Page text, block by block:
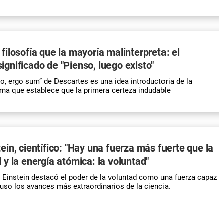
que la mayoría malinterpreta: el
de "Pienso, luego existo"
ergo sum” de Descartes es una idea introductoria de la
que establece que la primera certeza indudable
científico: "Hay una fuerza más fuerte que la
la energía atómica: la voluntad"
destacó el poder de la voluntad como una fuerza capaz
los avances más extraordinarios de la ciencia.